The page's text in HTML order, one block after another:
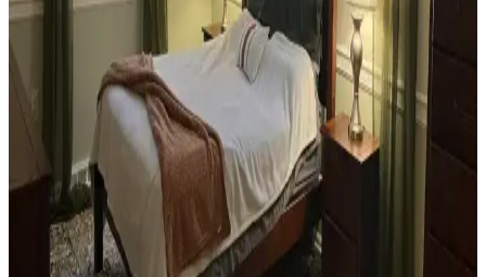
Teal Renkli Sandalyenin Halı ve Dolapla
Uyumunda Renk Tonları ve Aksesuarların Rolü
Teal renkli sandalyenin halı ve dolapla uyumu, doğru renk tonları ve
aksesuar seçimiyle sağlanır. Halıdaki mavi-yeşil alt tonlar ve sıcak
ahşap dolap, teal rengini öne çıkarır, aksesuarlar ise denge oluşturur.
Yan Sehpa Boyama Renk Seçenekleri ve
Dekorasyon Uyumu İçin Rehber
Yan sehpa boyamada renk seçimi, mobilya ve dekorasyon uyumu
açısından önemlidir. Koyu tonlar, sıcak renkler ve doğal ahşap
görünümü seçenekleriyle estetik sonuçlar elde edilir.